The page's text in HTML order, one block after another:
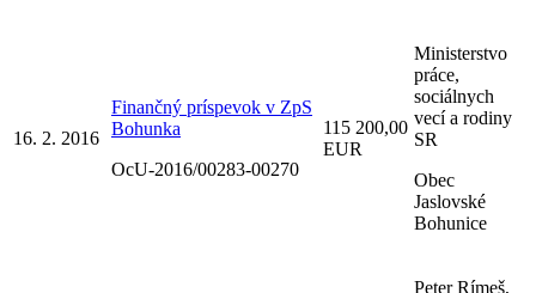
16. 2. 2016
Finančný príspevok v ZpS
Bohunka
OcU-2016/00283-00270
115 200,00
EUR
Ministerstvo
práce,
sociálnych
vecí a rodiny
SR
Obec
Jaslovské
Bohunice
Peter Rímeš,